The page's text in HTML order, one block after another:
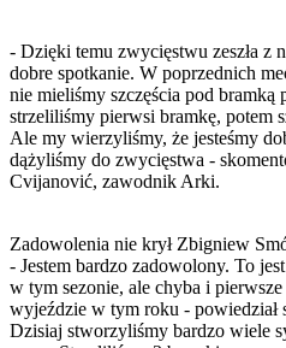
- Dzięki temu zwycięstwu zeszła z
dobre spotkanie. W poprzednich
nie mieliśmy szczęścia pod bramką
strzeliliśmy pierwsi bramkę, potem
Ale my wierzyliśmy, że jesteśmy
dążyliśmy do zwycięstwa -
Cvijanović, zawodnik Arki.
Zadowolenia nie krył Zbigniew
- Jestem bardzo zadowolony. To
w tym sezonie, ale chyba i
wyjeździe w tym roku - powiedział
Dzisiaj stworzyliśmy bardzo wiele